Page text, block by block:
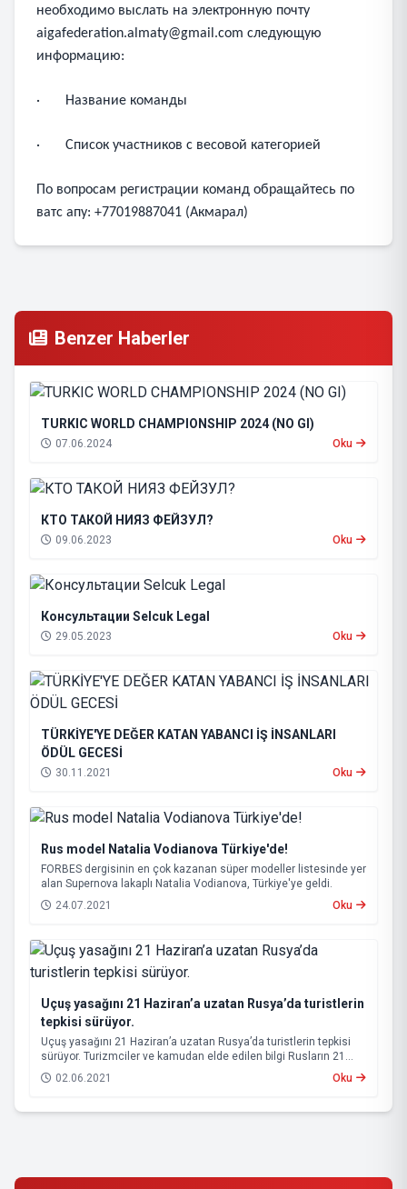
необходимо выслать на электронную почту
aigafederation.almaty@gmail.com следующую
информацию:
· Название команды
· Список участников с весовой категорией
По вопросам регистрации команд обращайтесь по
ватс апу: +77019887041 (Акмарал)
Benzer Haberler
TURKIC WORLD CHAMPIONSHIP 2024 (NO GI)
07.06.2024 Oku
КТО ТАКОЙ НИЯЗ ФЕЙЗУЛ?
09.06.2023 Oku
Консультации Selcuk Legal
29.05.2023 Oku
TÜRKİYE'YE DEĞER KATAN YABANCI İŞ İNSANLARI
ÖDÜL GECESİ
30.11.2021 Oku
Rus model Natalia Vodianova Türkiye'de!
FORBES dergisinin en çok kazanan süper modeller listesinde yer
alan Supernova lakaplı Natalia Vodianova, Türkiye'ye geldi.
24.07.2021
Oku
Uçuş yasağını 21 Haziran’a uzatan Rusya’da turistlerin
tepkisi sürüyor.
Uçuş yasağını 21 Haziran’a uzatan Rusya’da turistlerin tepkisi
sürüyor. Turizmciler ve kamudan elde edilen bilgi Rusların 21
Haziran’dan itibaren gelmeye başlayacağı yönünde. Rus teftiş
heyeti kararını 10-15 Haziran’da verecek
02.06.2021 Oku